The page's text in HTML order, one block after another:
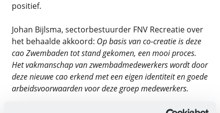
positief.
Johan Bijlsma, sectorbestuurder FNV Recreatie over
het behaalde akkoord: Op basis van co-creatie is deze
cao Zwembaden tot stand gekomen, een mooi proces.
Het vakmanschap van zwembadmedewerkers wordt door
deze nieuwe cao erkend met een eigen identiteit en goede
arbeidsvoorwaarden voor deze groep medewerkers.